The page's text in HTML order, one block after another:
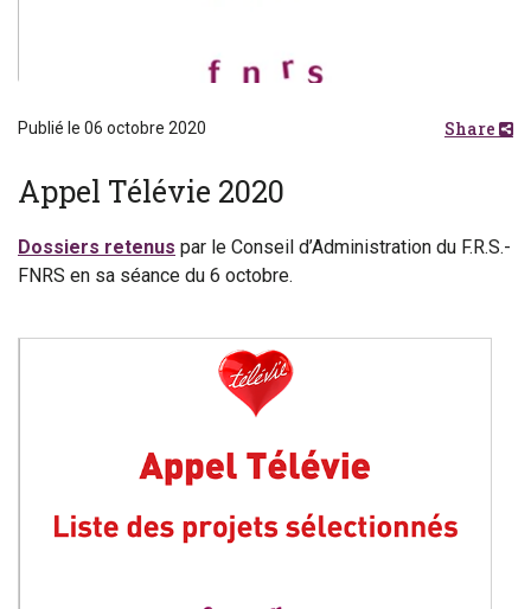
Publié le 06 octobre 2020 Share
Appel Télévie 2020
Dossiers retenus par le Conseil d’Administration du F.R.S.-
FNRS en sa séance du 6 octobre.